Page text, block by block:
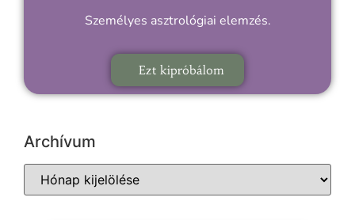
Személyes asztrológiai elemzés.
Ezt kipróbálom
Archívum